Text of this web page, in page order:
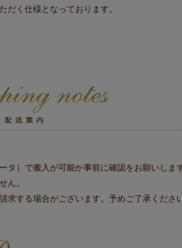
く仕様となっております。
）で搬入が可能か事前に確認をお願いします
ん。
する場合がございます。予めご了承ください